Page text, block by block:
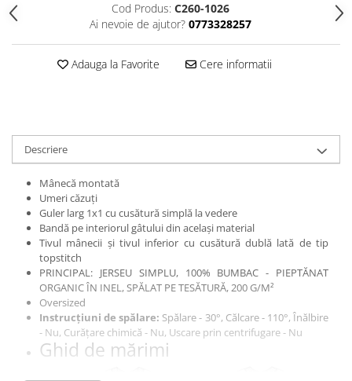
Cod Produs: C260-1026
Ai nevoie de ajutor? 0773328257
Adauga la Favorite Cere informatii
Descriere
Mânecă montată
Umeri căzuți
Guler larg 1x1 cu cusătură simplă la vedere
Bandă pe interiorul gâtului din același material
Tivul mânecii și tivul inferior cu cusătură dublă lată de tip
topstitch
PRINCIPAL: JERSEU SIMPLU, 100% BUMBAC - PIEPTĂNAT
ORGANIC ÎN INEL, SPĂLAT PE TESĂTURĂ, 200 G/M²
Oversized
Instrucțiuni de spălare: Spălare - 30°, Călcare - 110°, Înălbire
- Nu, Curățare chimică - Nu, Uscare prin centrifugare - Nu
Ghid de mărimi